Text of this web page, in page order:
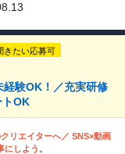
きたい応募可
経験OK！／充実研修
トOK
リエイターへ／ SNS×動画
しよう。